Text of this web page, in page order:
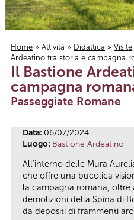
Tu sei qui
Home » Attività » Didattica »
Ardeatino tra storia e campagna
Il Bastione
campagna
Passeggiate Romane
Data: 06/07/2024
Luogo: Bastione Ardeatino
All’interno delle Mura
che offre una bucolica
la campagna romana,
demolizioni della Spina di
da depositi di frammenti